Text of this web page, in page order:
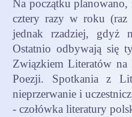
Na początku
cztery razy w roku (raz
jednak rzadziej, gdyż
Ostatnio odbywają się
Związkiem Literatów na
Poezji. Spotkania z
nieprzerwanie i
- czołówka literatury